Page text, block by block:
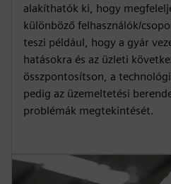
alakíthatók ki, hogy
különböző felhasználók/
teszi például, hogy a gyár
hatásokra és az üzleti
összpontosítson, a
pedig az üzemeltetési
problémák megtekintését.